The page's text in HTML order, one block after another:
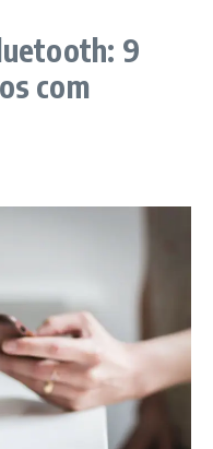
9
com